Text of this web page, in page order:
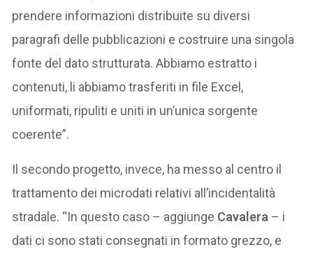
prendere informazioni distribuite su diversi
paragrafi delle pubblicazioni e costruire una singola
fonte del dato strutturata. Abbiamo estratto i
contenuti, li abbiamo trasferiti in file Excel,
uniformati, ripuliti e uniti in un’unica sorgente
coerente”.
Il secondo progetto, invece, ha messo al centro il
trattamento dei microdati relativi all’incidentalità
stradale. “In questo caso – aggiunge Cavalera – i
dati ci sono stati consegnati in formato grezzo, e